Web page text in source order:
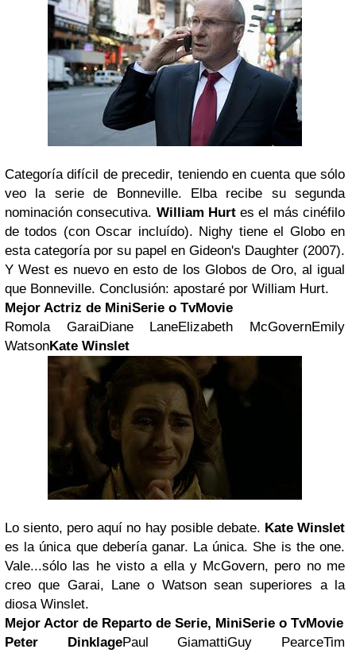
Categoría difícil de precedir, teniendo en cuenta que sólo
veo la serie de Bonneville. Elba recibe su segunda
nominación consecutiva. William Hurtes el más cinéfilo
de todos (con Oscar incluído). Nighy tiene el Globo en
esta categoría por su papel en Gideon's Daughter (2007).
Y West es nuevo en esto de los Globos de Oro, al igual
que Bonneville. Conclusión: apostaré por William Hurt.
Mejor Actriz de MiniSerie o TvMovie
Romola GaraiDiane LaneElizabeth McGovernEmily
WatsonKate Winslet
Lo siento, pero aquí no hay posible debate. Kate Winslet
es la única que debería ganar. La única. She is the one.
Vale...sólo las he visto a ella y McGovern, pero no me
creo que Garai, Lane o Watson sean superiores a la
diosa Winslet.
Mejor Actor de Reparto de Serie, MiniSerie o TvMovie
Peter DinklagePaul GiamattiGuy PearceTim